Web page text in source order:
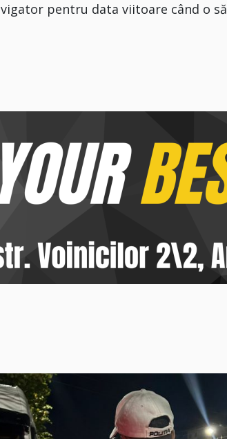
pentru data viitoare când o să